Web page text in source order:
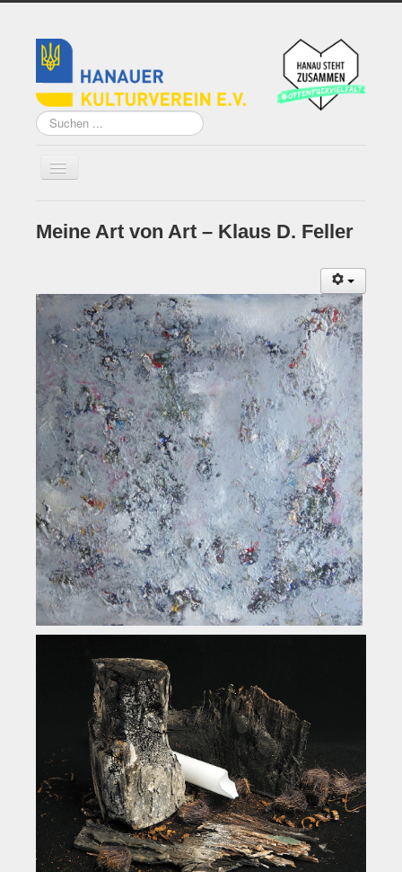
Suchen
...
Home
Vorstand
Künstler*innen der
Remise
Grundsatzprogramm
Historie
Impressum
Mitglieder-Info
Sonderpreis Kultur
Veranstaltungen
Aktuell
Regelmäßig
Jahresüberblick
Archiv
Remisengalerie
Räumlichkeiten
Anfahrt
Presse
Meine Art von Art – Klaus D. Feller